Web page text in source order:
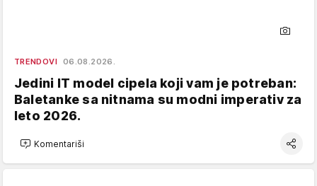
TRENDOVI 06.08.2026.
Jedini IT model cipela koji vam je potreban:
Baletanke sa nitnama su modni imperativ za
leto 2026.
Komentariši